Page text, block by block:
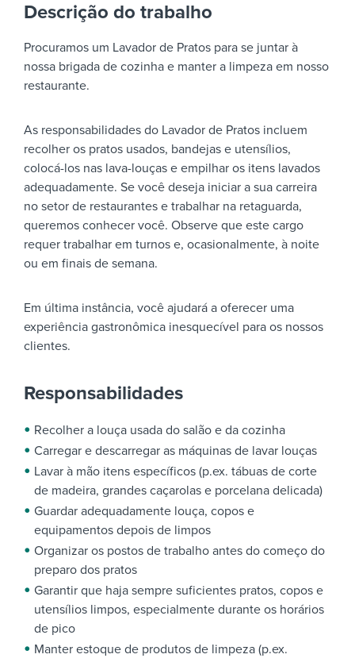
Descrição do trabalho
Procuramos um Lavador de Pratos para se juntar à
nossa brigada de cozinha e manter a limpeza em nosso
restaurante.
As responsabilidades do Lavador de Pratos incluem
recolher os pratos usados, bandejas e utensílios,
colocá-los nas lava-louças e empilhar os itens lavados
adequadamente. Se você deseja iniciar a sua carreira
no setor de restaurantes e trabalhar na retaguarda,
queremos conhecer você. Observe que este cargo
requer trabalhar em turnos e, ocasionalmente, à noite
ou em finais de semana.
Em última instância, você ajudará a oferecer uma
experiência gastronômica inesquecível para os nossos
clientes.
Responsabilidades
Recolher a louça usada do salão e da cozinha
Carregar e descarregar as máquinas de lavar louças
Lavar à mão itens específicos (p.ex. tábuas de corte
de madeira, grandes caçarolas e porcelana delicada)
Guardar adequadamente louça, copos e
equipamentos depois de limpos
Organizar os postos de trabalho antes do começo do
preparo dos pratos
Garantir que haja sempre suficientes pratos, copos e
utensílios limpos, especialmente durante os horários
de pico
Manter estoque de produtos de limpeza (p.ex.